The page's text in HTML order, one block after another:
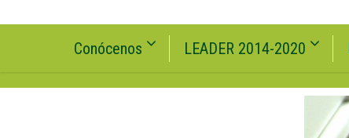
Conócenos LEADER 2014-2020